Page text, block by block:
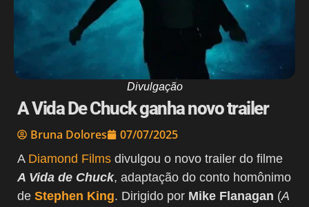
Divulgação
A Vida De Chuck ganha novo trailer
Bruna Dolores 07/07/2025
A Diamond Films divulgou o novo trailer do filme
A Vida de Chuck, adaptação do conto homônimo
de Stephen King. Dirigido por Mike Flanagan (A